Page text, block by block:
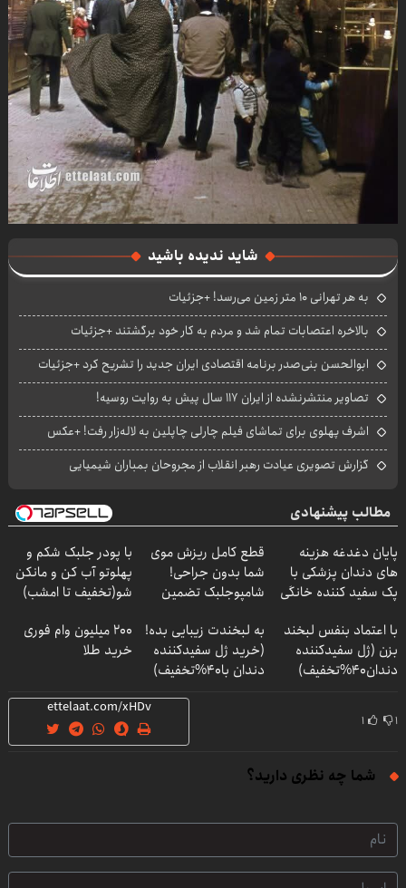
شاید ندیده باشید
به هر تهرانی ۱۰ متر زمین می‌رسد! +جزئیات
بالاخره اعتصابات تمام شد و مردم به کار خود برگشتند +جزئیات
ابوالحسن بنی‌صدر برنامه اقتصادی ایران جدید را تشریح کرد +جزئیات
تصاویر منتشرنشده از ایران ۱۱۷ سال پیش به روایت روسیه!
اشرف پهلوی برای تماشای فیلم چارلی چاپلین به لاله‌زار رفت! +عکس
گزارش تصویری عیادت رهبر انقلاب از مجروحان بمباران شیمیایی
مطالب پیشنهادی
پایان دغدغه هزینه
های دندان پزشکی با
پک سفید کننده خانگی
قطع کامل ریزش موی
شما بدون جراحی!
شامپوجلبک تضمین
با پودر جلبک شکم و
پهلوتو آب کن و مانکن
شو(تخفیف تا امشب)
با اعتماد بنفس لبخند
بزن (ژل سفیدکننده
دندان40%تخفیف)
به لبخندت زیبایی بده!
(خرید ژل سفیدکننده
دندان با40%تخفیف)
200 میلیون وام فوری
خرید طلا
۱ ۱
شما چه نظری دارید؟